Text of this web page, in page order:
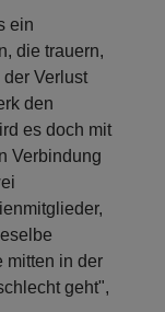
ein
die trauern,
Verlust
den
es doch mit
Verbindung
mitten in der
geht",